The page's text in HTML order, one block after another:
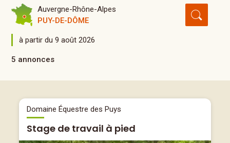
Auvergne-Rhône-Alpes
PUY-DE-DÔME
à partir du 9 août 2026
5 annonces
Domaine Équestre des Puys
Stage de travail à pied